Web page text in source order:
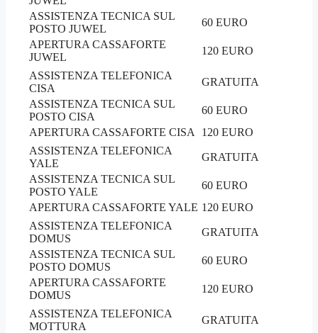
ASSISTENZA TECNICA SUL
POSTO JUWEL
60 EURO
APERTURA CASSAFORTE
JUWEL
120 EURO
ASSISTENZA TELEFONICA
CISA
GRATUITA
ASSISTENZA TECNICA SUL
POSTO CISA
60 EURO
APERTURA CASSAFORTE CISA
120 EURO
ASSISTENZA TELEFONICA
YALE
GRATUITA
ASSISTENZA TECNICA SUL
POSTO YALE
60 EURO
APERTURA CASSAFORTE YALE 120 EURO
ASSISTENZA TELEFONICA
DOMUS
GRATUITA
ASSISTENZA TECNICA SUL
POSTO DOMUS
60 EURO
APERTURA CASSAFORTE
DOMUS
120 EURO
ASSISTENZA TELEFONICA
MOTTURA
GRATUITA